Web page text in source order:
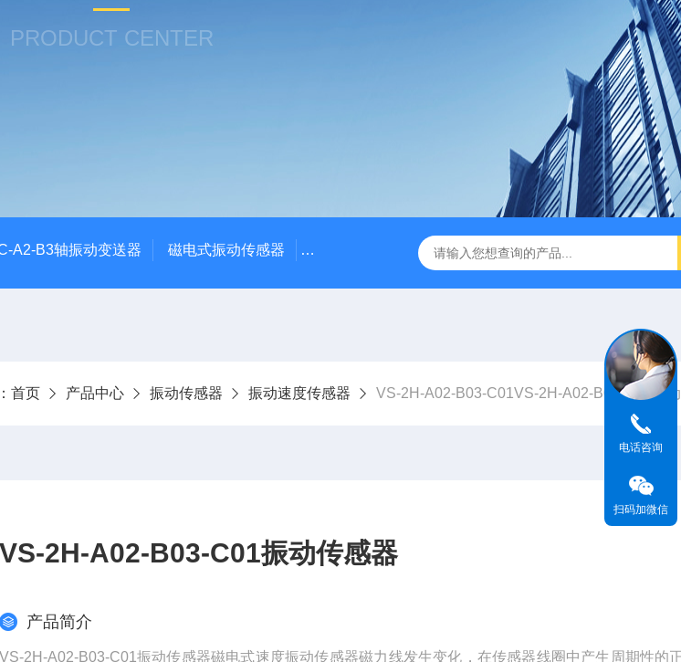
PRODUCT CENTER
A2-B3轴振动变送器 磁电式振动传感器 NE3100电涡流位移传感器 三轴振动传感器 加速度
首页 产品中心 振动传感器 振动速度传感器 VS-2H-A02-B03-C01VS-2H-A02-B03-C01振
VS-2H-A02-B03-C01振动传感器
产品简介
VS-2H-A02-B03-C01振动传感器磁电式速度振动传感器磁力线发生变化，在传感器线圈中产生周期性的
电话咨询
扫码加微信